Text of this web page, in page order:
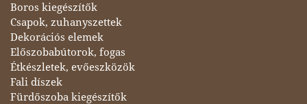
Boros kiegészítők
Csapok, zuhanyszettek
Dekorációs elemek
Előszobabútorok, fogas
Étkészletek, evőeszközök
Fali díszek
Fürdőszoba kiegészítők